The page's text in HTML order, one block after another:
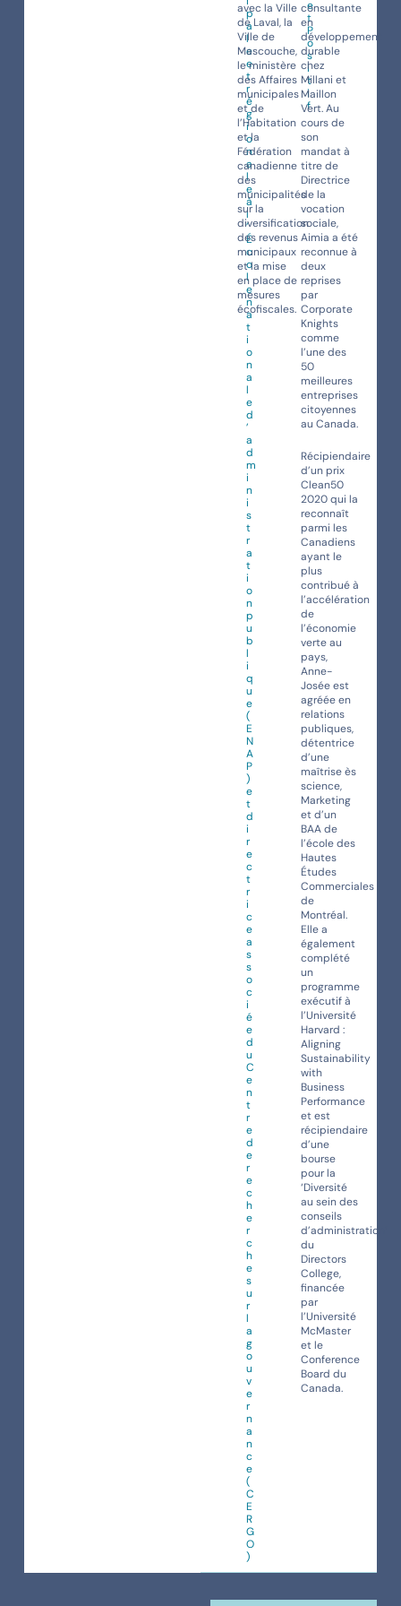
p
a
l
e
e
t
r
é
g
i
o
n
a
l
e
à
l
’
É
c
o
l
e
n
a
t
i
o
n
a
l
e
d
’
a
d
m
i
n
i
s
t
r
a
t
i
o
n
p
u
b
l
i
q
u
e
(
E
N
A
P
)
e
t
d
i
r
e
c
t
r
i
c
e
a
s
s
o
c
i
é
e
d
u
C
e
n
t
r
e
d
e
r
e
c
h
e
r
c
h
e
s
u
r
l
a
g
o
u
v
e
r
n
a
n
c
e
(
C
E
R
G
O
)
avec la Ville
de Laval, la
Ville de
Mascouche,
le ministère
des Affaires
municipales
et de
l’Habitation
et la
Fédération
canadienne
des
municipalités
sur la
diversification
des revenus
municipaux
et la mise
en place de
mesures
écofiscales.
e
t
P
o
s
i
t
i
f
consultante
en
développement
durable
chez
Millani et
Maillon
Vert. Au
cours de
son
mandat à
titre de
Directrice
de la
vocation
sociale,
Aimia a été
reconnue à
deux
reprises
par
Corporate
Knights
comme
l’une des
50
meilleures
entreprises
citoyennes
au Canada.
Récipiendaire
d’un prix
Clean50
2020 qui la
reconnaît
parmi les
Canadiens
ayant le
plus
contribué à
l’accélération
de
l’économie
verte au
pays,
Anne-
Josée est
agréée en
relations
publiques,
détentrice
d’une
maîtrise ès
science,
Marketing
et d’un
BAA de
l’école des
Hautes
Études
Commerciales
de
Montréal.
Elle a
également
complété
un
programme
exécutif à
l’Université
Harvard :
Aligning
Sustainability
with
Business
Performance
et est
récipiendaire
d’une
bourse
pour la
‘Diversité
au sein des
conseils
d’administration’
du
Directors
College,
financée
par
l’Université
McMaster
et le
Conference
Board du
Canada.